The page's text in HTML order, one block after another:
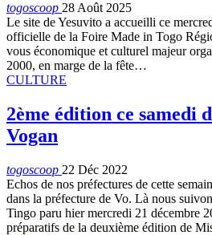
togoscoop 28 Août 2025
Le site de Yesuvito a accueilli ce
officielle de la Foire Made in Togo
vous économique et culturel majeur
2000, en marge de la fête…
CULTURE
2ème édition ce samedi
Vogan
togoscoop 22 Déc 2022
Echos de nos préfectures de cette
dans la préfecture de Vo. Là nous
Tingo paru hier mercredi 21 décembre
préparatifs de la deuxième édition de